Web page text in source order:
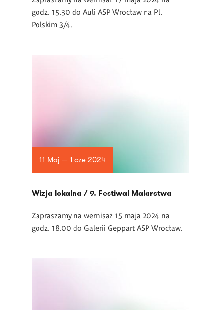
godz. 15.30 do Auli ASP Wrocław na Pl.
Polskim 3/4.
11 Maj — 1 cze 2024
Wizja lokalna / 9. Festiwal Malarstwa
Zapraszamy na wernisaż 15 maja 2024 na
godz. 18.00 do Galerii Geppart ASP Wrocław.